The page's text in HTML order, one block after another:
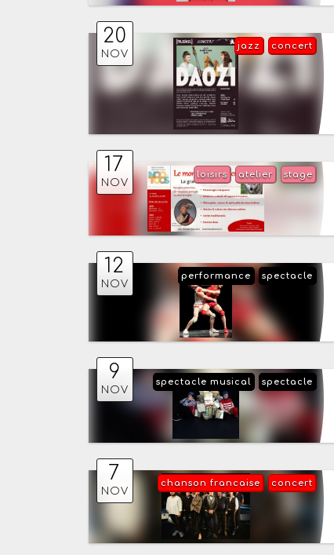
20
NOV
concert
jazz
17
NOV
stage
atelier
loisirs
12
NOV
spectacle
performance
9
NOV
spectacle
spectacle musical
7
NOV
concert
chanson francaise